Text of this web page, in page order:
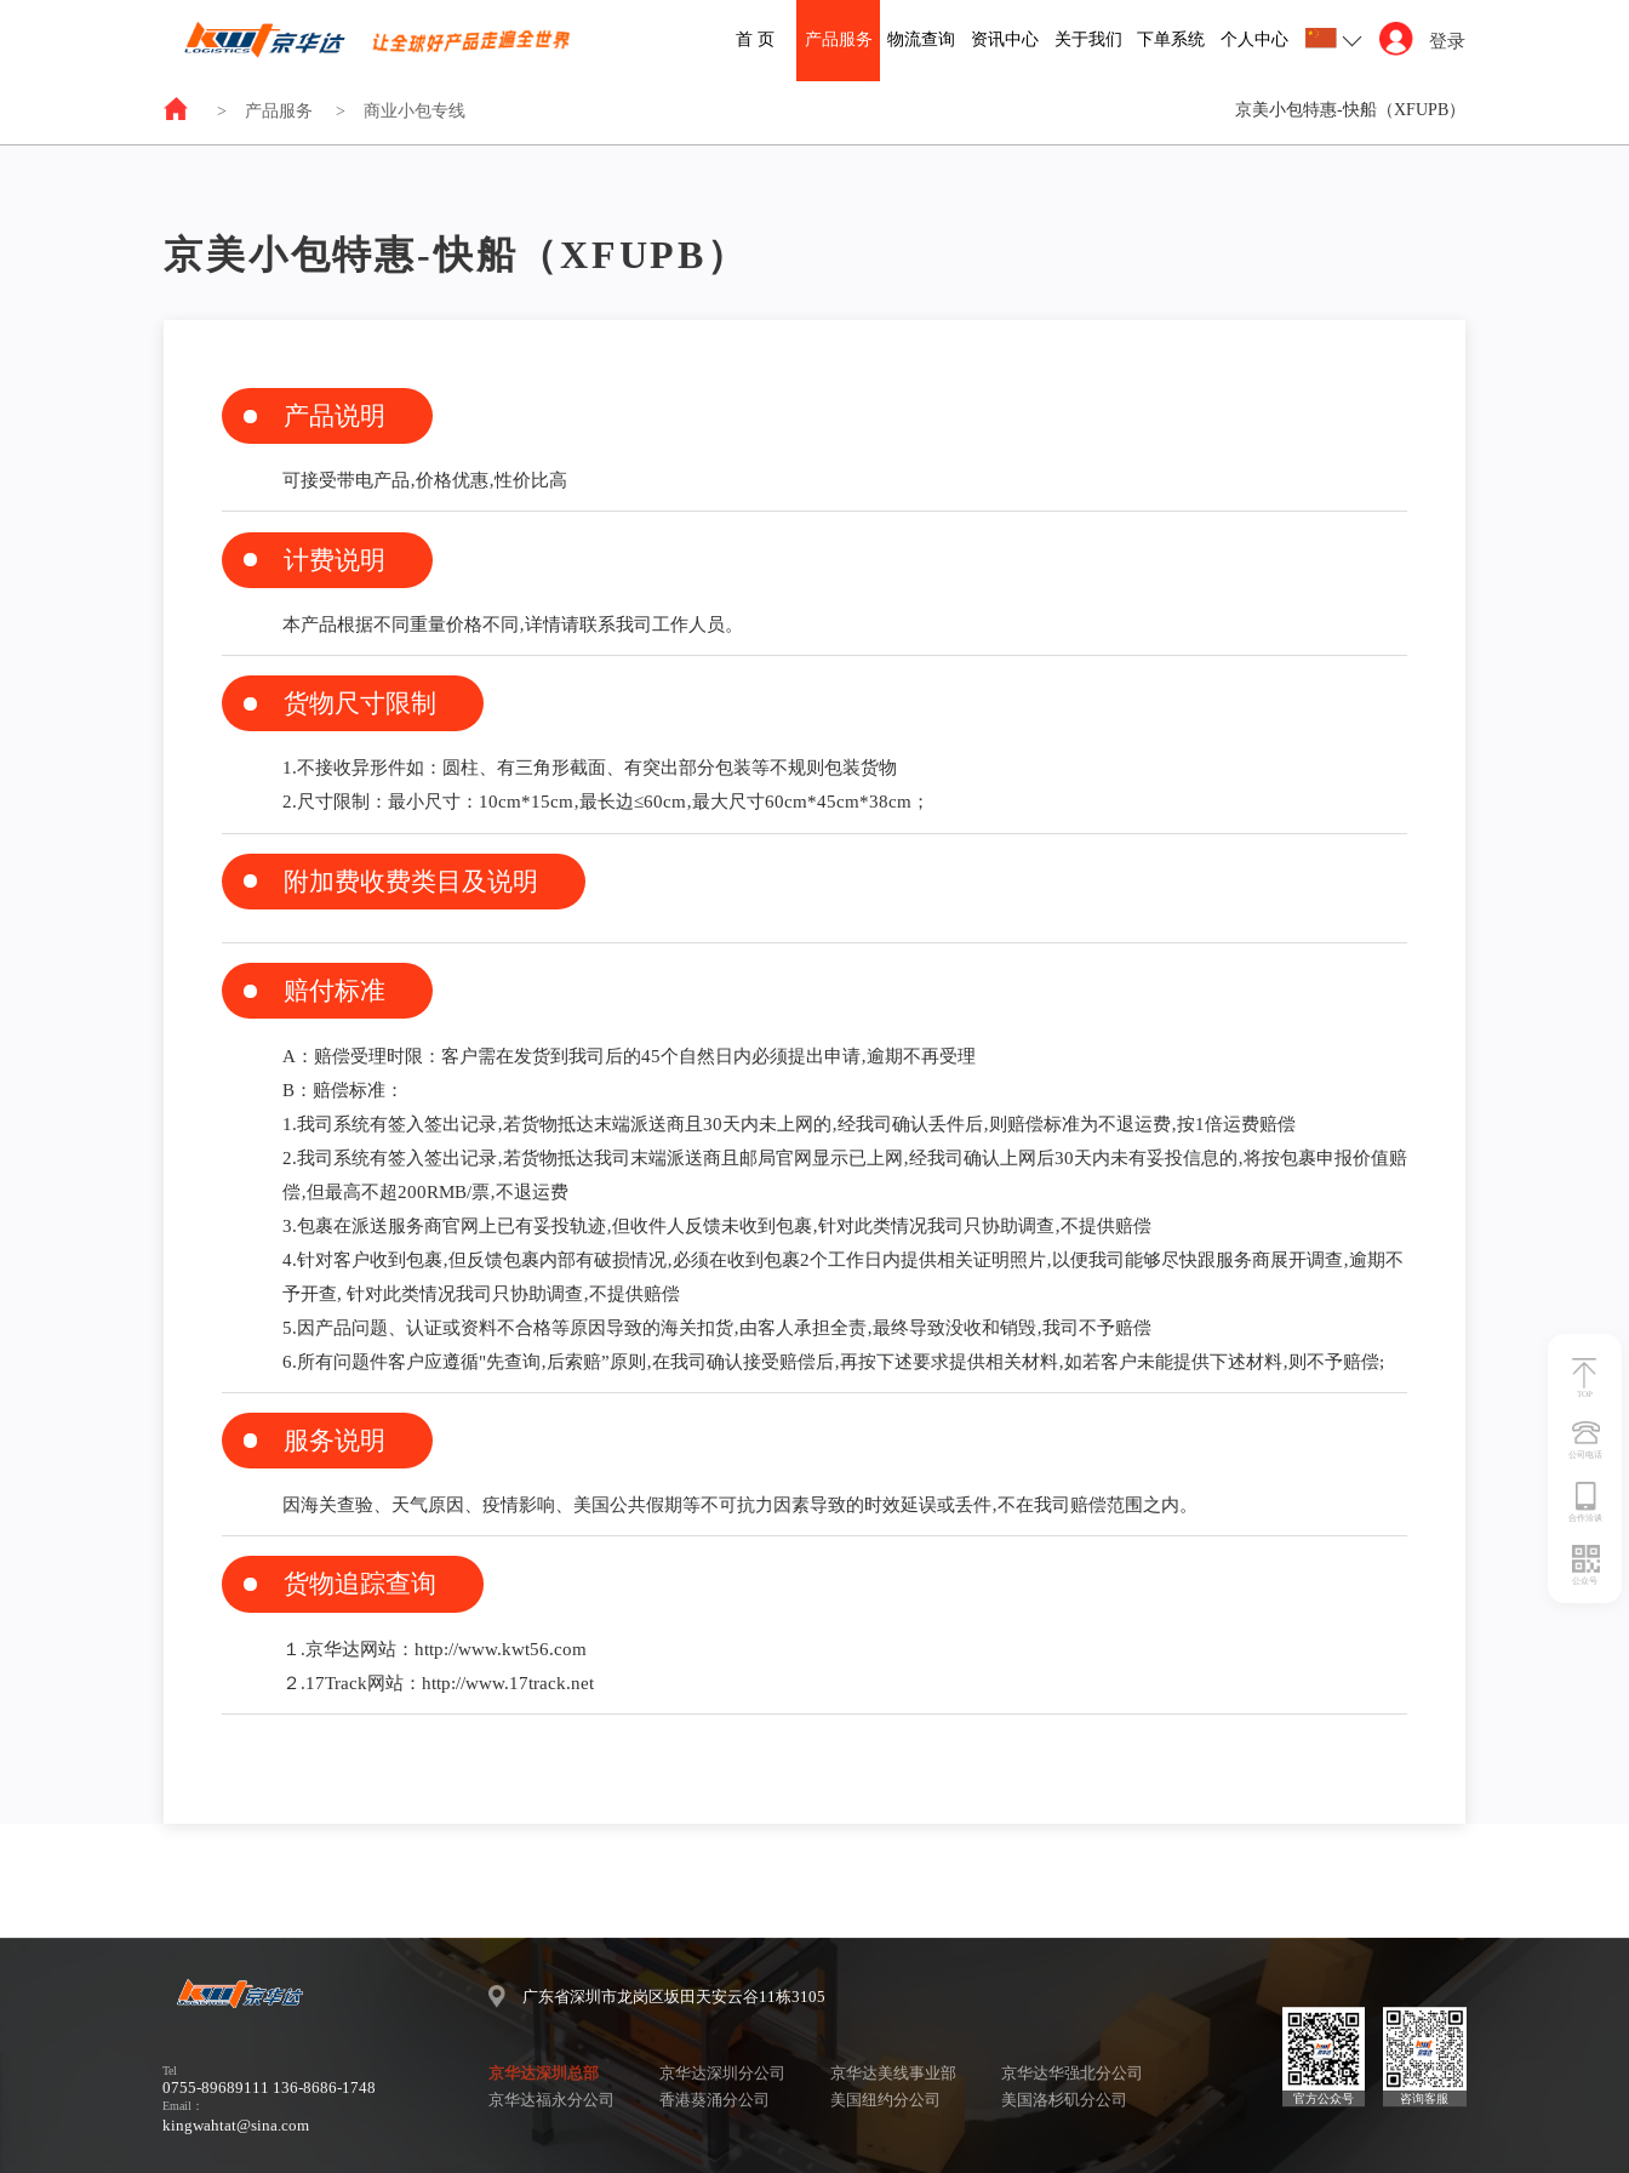
首 页 产品服务 物流查询 资讯中心 关于我们 下单系统 个人中心 登录
TOP
公司电话
合作洽谈
公众号
> 产品服务 > 商业小包专线 京美小包特惠-快船（XFUPB）
京美小包特惠-快船（XFUPB）
产品说明
可接受带电产品‚价格优惠‚性价比高
计费说明
本产品根据不同重量价格不同‚详情请联系我司工作人员。
货物尺寸限制
1.不接收异形件如：圆柱、有三角形截面、有突出部分包装等不规则包装货物
2.尺寸限制：最小尺寸：10cm*15cm‚最长边≤60cm‚最大尺寸60cm*45cm*38cm；
附加费收费类目及说明
赔付标准
A：赔偿受理时限：客户需在发货到我司后的45个自然日内必须提出申请‚逾期不再受理
B：赔偿标准：
1.我司系统有签入签出记录‚若货物抵达末端派送商且30天内未上网的‚经我司确认丢件后‚则赔偿标准为不退运费‚按1倍运费赔偿
2.我司系统有签入签出记录‚若货物抵达我司末端派送商且邮局官网显示已上网‚经我司确认上网后30天内未有妥投信息的‚将按包裹申报价值赔
偿‚但最高不超200RMB/票‚不退运费
3.包裹在派送服务商官网上已有妥投轨迹‚但收件人反馈未收到包裹‚针对此类情况我司只协助调查‚不提供赔偿
4.针对客户收到包裹‚但反馈包裹内部有破损情况‚必须在收到包裹2个工作日内提供相关证明照片‚以便我司能够尽快跟服务商展开调查‚逾期不
予开查, 针对此类情况我司只协助调查‚不提供赔偿
5.因产品问题、认证或资料不合格等原因导致的海关扣货‚由客人承担全责‚最终导致没收和销毁‚我司不予赔偿
6.所有问题件客户应遵循"先查询‚后索赔”原则‚在我司确认接受赔偿后‚再按下述要求提供相关材料‚如若客户未能提供下述材料‚则不予赔偿;
服务说明
因海关查验、天气原因、疫情影响、美国公共假期等不可抗力因素导致的时效延误或丢件‚不在我司赔偿范围之内。
货物追踪查询
１.京华达网站：http://www.kwt56.com
２.17Track网站：http://www.17track.net
广东省深圳市龙岗区坂田天安云谷11栋3105
京华达深圳总部 京华达深圳分公司 京华达美线事业部
京华达华强北分公司
京华达福永分公司
香港葵涌分公司 美国纽约分公司 美国洛杉矶分公司
Tel
0755-89689111 136-8686-1748
Email：
kingwahtat@sina.com
官方公众号 咨询客服